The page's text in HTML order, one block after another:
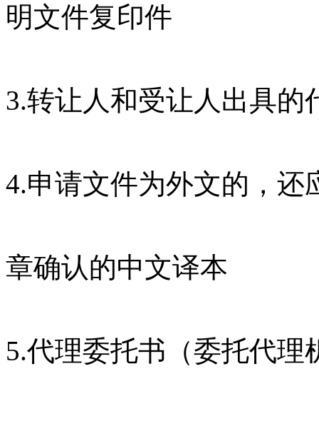
明文件复印件
3.转让人和受让人出具的
4.申请文件为外文的，还
章确认的中文译本
5.代理委托书（委托代理